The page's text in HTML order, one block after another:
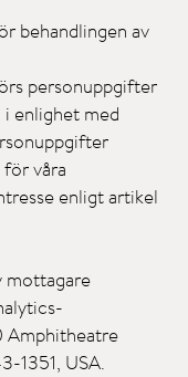
behandlingen av
personuppgifter
enlighet med
våra
enligt artikel
mottagare
Amphitheatre
1351, USA.